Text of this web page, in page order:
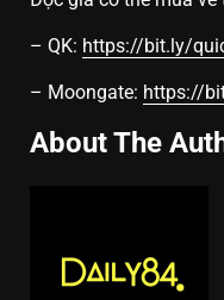
– QK: https://bit.ly/
– Moongate: https://
About The